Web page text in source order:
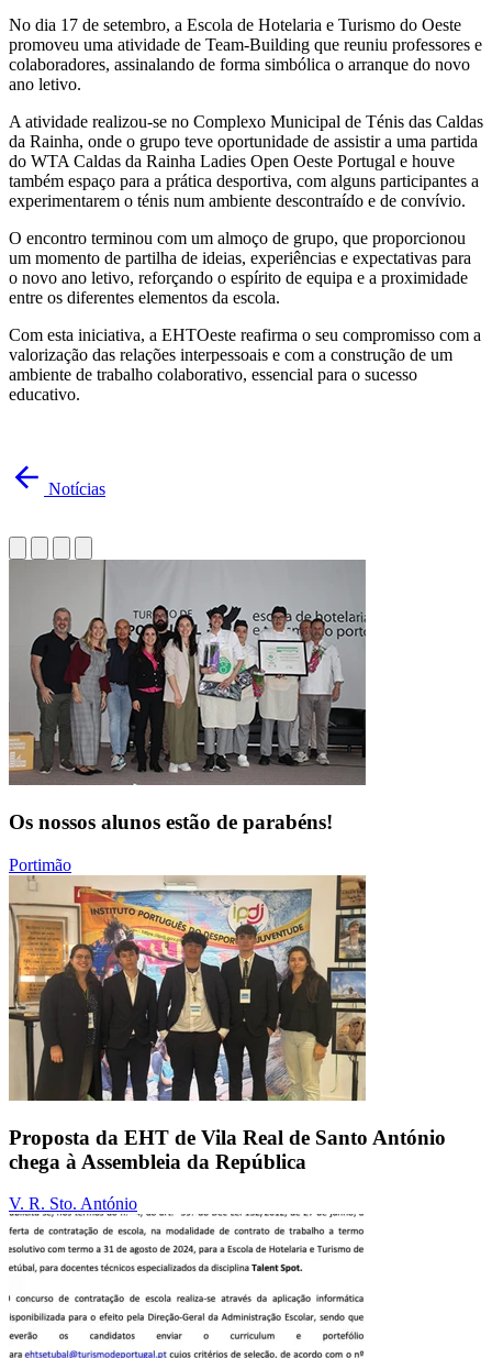
No dia 17 de setembro, a Escola de Hotelaria e Turismo do Oeste
promoveu uma atividade de Team-Building que reuniu professores e
colaboradores, assinalando de forma simbólica o arranque do novo
ano letivo.
A atividade realizou-se no Complexo Municipal de Ténis das Caldas
da Rainha, onde o grupo teve oportunidade de assistir a uma partida
do WTA Caldas da Rainha Ladies Open Oeste Portugal e houve
também espaço para a prática desportiva, com alguns participantes a
experimentarem o ténis num ambiente descontraído e de convívio.
O encontro terminou com um almoço de grupo, que proporcionou
um momento de partilha de ideias, experiências e expectativas para
o novo ano letivo, reforçando o espírito de equipa e a proximidade
entre os diferentes elementos da escola.
Com esta iniciativa, a EHTOeste reafirma o seu compromisso com a
valorização das relações interpessoais e com a construção de um
ambiente de trabalho colaborativo, essencial para o sucesso
educativo.
Notícias
Os nossos alunos estão de parabéns!
Portimão
Proposta da EHT de Vila Real de Santo António
chega à Assembleia da República
V. R. Sto. António